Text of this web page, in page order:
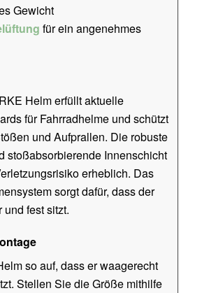
Gewicht
für ein angenehmes
Helm erfüllt aktuelle
für Fahrradhelme und schützt
und Aufprallen. Die robuste
stoßabsorbierende Innenschicht
erheblich. Das
sorgt dafür, dass der
und fest sitzt.
so auf, dass er waagerecht
Stellen Sie die Größe mithilfe